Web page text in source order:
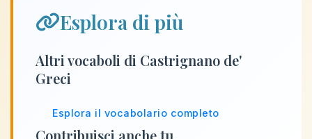
Esplora di più
Altri vocaboli di Castrignano de'
Greci
Esplora il vocabolario completo